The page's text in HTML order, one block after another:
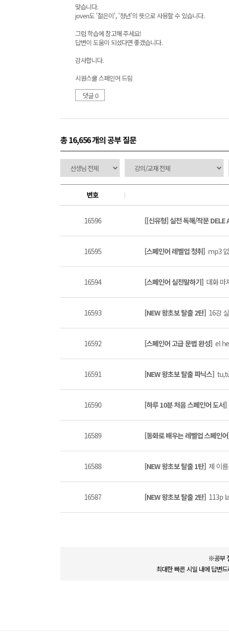
맞습니다.
joven도 '젊은이', '청년'의 뜻으로 사용할 수 있습니다.
그럼 학습에 참고해 주세요!
답변이 도움이 되셨다면 좋겠습니다.
감사합니다.
시원스쿨 스페인어 드림
댓글 0
총 16,656 개의 공부 질문
번호
16596 [[신유형] 실전 독해/작문 DELE
16595 [스페인어 레벨업 청취] mp3
16594 [스페인어 실전말하기] 대화 마
16593 [NEW 왕초보 탈출 2탄] 16강
16592 [스페인어 고급 문법 완성] el
16591 [NEW 왕초보 탈출 파닉스]
16590 [하루 10분 처음 스페인어 도서]
16589 [동화로 배우는 레벨업 스페인
16588 [NEW 왕초보 탈출 1탄] 제 이
16587 [NEW 왕초보 탈출 2탄] 113p
※공부
최대한 빠른 시일 내에 답변